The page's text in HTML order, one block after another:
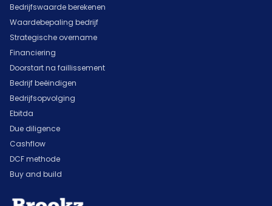
Bedrijfswaarde berekenen
Waardebepaling bedrijf
Strategische overname
Financiering
Doorstart na faillissement
Bedrijf beëindigen
Bedrijfsopvolging
Ebitda
Due diligence
Cashflow
DCF methode
Buy and build